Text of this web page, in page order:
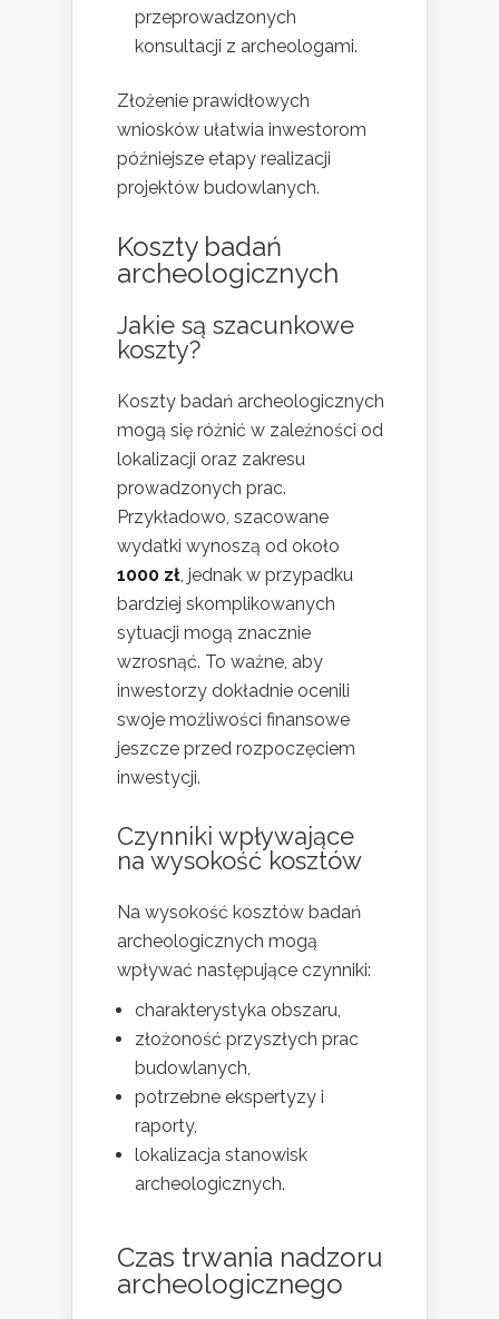
przeprowadzonych
konsultacji z archeologami.
Złożenie prawidłowych
wniosków ułatwia inwestorom
późniejsze etapy realizacji
projektów budowlanych.
Koszty badań
archeologicznych
Jakie są szacunkowe
koszty?
Koszty badań archeologicznych
mogą się różnić w zależności od
lokalizacji oraz zakresu
prowadzonych prac.
Przykładowo, szacowane
wydatki wynoszą od około
1000 zł , jednak w przypadku
bardziej skomplikowanych
sytuacji mogą znacznie
wzrosnąć. To ważne, aby
inwestorzy dokładnie ocenili
swoje możliwości finansowe
jeszcze przed rozpoczęciem
inwestycji.
Czynniki wpływające
na wysokość kosztów
Na wysokość kosztów badań
archeologicznych mogą
wpływać następujące czynniki:
charakterystyka obszaru,
złożoność przyszłych prac
budowlanych,
potrzebne ekspertyzy i
raporty,
lokalizacja stanowisk
archeologicznych.
Czas trwania nadzoru
archeologicznego